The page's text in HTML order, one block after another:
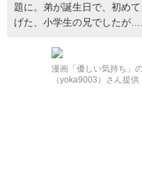
題に。弟が誕生日で、初め
げた、小学生の兄でしたが…
漫画「優しい気持ち」
（yoka9003）さん提供